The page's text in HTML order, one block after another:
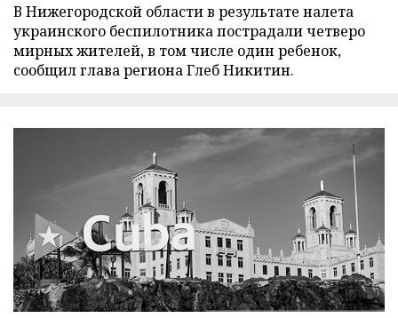
В Нижегородской области в результате налета
украинского беспилотника пострадали четверо
мирных жителей, в том числе один ребенок,
сообщил глава региона Глеб Никитин.